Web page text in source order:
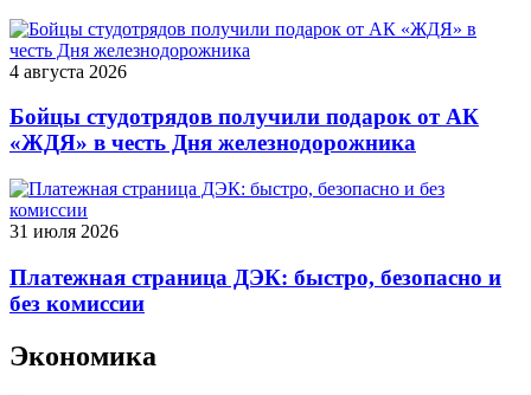
4 августа 2026
Бойцы студотрядов получили подарок от АК
«ЖДЯ» в честь Дня железнодорожника
31 июля 2026
Платежная страница ДЭК: быстро, безопасно и
без комиссии
Экономика